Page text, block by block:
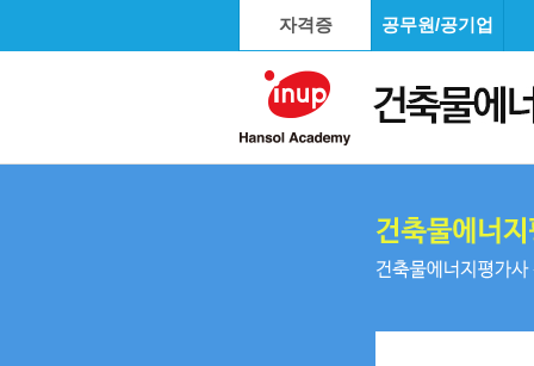
자격증 공무원/공기업